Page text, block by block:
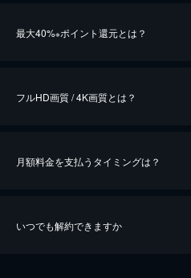
最大40%※ポイント還元とは？
※40％ポイント還元の対象は、クレジットカー
フルHD画質 / 4K画質とは？
月額料金を支払うタイミングは？
いつでも解約できますか